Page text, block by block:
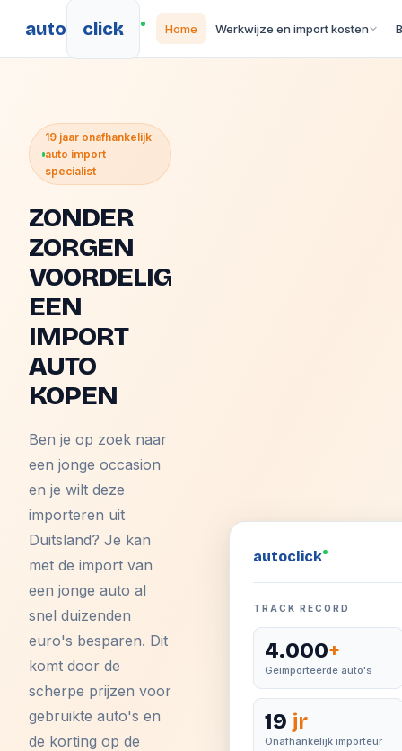
auto click Home Werkwijze en import kosten
19 jaar onafhankelijk
auto import
specialist
ZONDER
ZORGEN
VOORDELIG
EEN
IMPORT
AUTO
KOPEN
Ben je op zoek naar
een jonge occasion
en je wilt deze
importeren uit
Duitsland? Je kan
met de import van
een jonge auto al
snel duizenden
euro's besparen. Dit
komt door de
scherpe prijzen voor
gebruikte auto's en
de korting op de
autoclick
TRACK RECORD
4.000+
Geïmporteerde auto's
19 jr
Onafhankelijk importeur